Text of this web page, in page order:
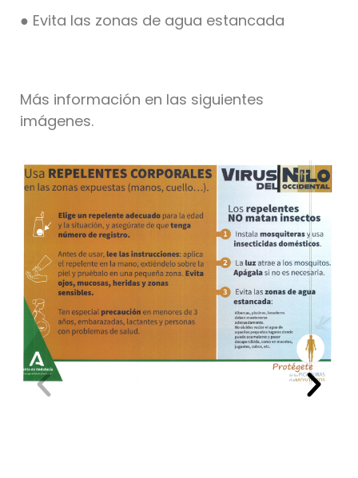
● Evita las zonas de agua estancada
Más información en las siguientes
imágenes.